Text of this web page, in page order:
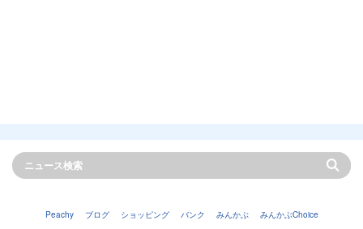
Peachy ブログ ショッピング バンク みんかぶ みんかぶChoice